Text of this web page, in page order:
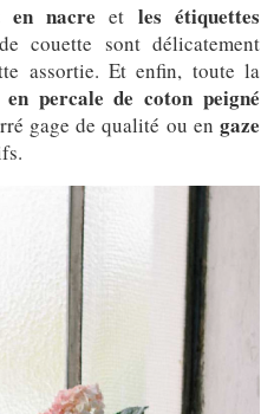
en nacre etles étiquettes
couette sont délicatement
assortie. Et enfin, toute la
percale de coton peigné
gage de qualité ou engaze